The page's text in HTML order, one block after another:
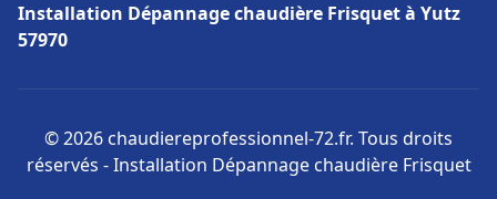
Installation Dépannage chaudière Frisquet à Yutz
57970
© 2026 chaudiereprofessionnel-72.fr. Tous droits
réservés - Installation Dépannage chaudière Frisquet